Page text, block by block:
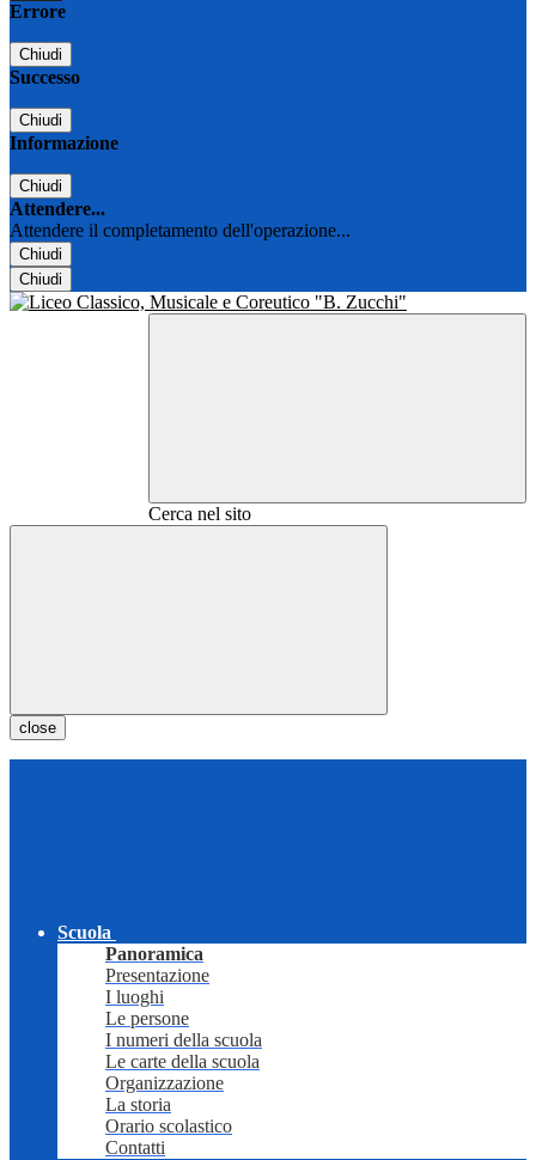
Errore
Chiudi
Successo
Chiudi
Informazione
Chiudi
Attendere...
Attendere il completamento dell'operazione...
Chiudi
Chiudi
Cerca nel sito
close
Scuola
Panoramica
Presentazione
I luoghi
Le persone
I numeri della scuola
Le carte della scuola
Organizzazione
La storia
Orario scolastico
Contatti